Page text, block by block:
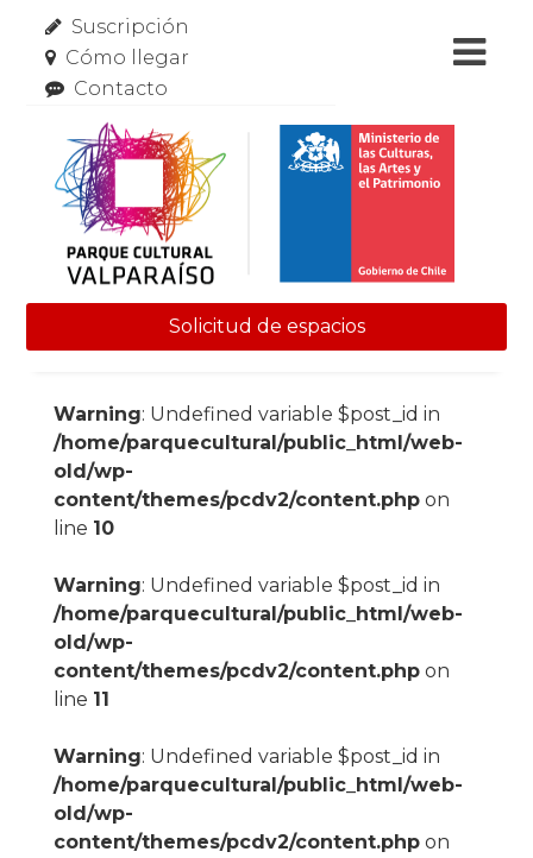
Suscripción
Cómo llegar
Contacto
Solicitud de espacios
Warning: Undefined variable $post_id in
/home/parquecultural/public_html/web-
old/wp-
content/themes/pcdv2/content.phpon
line 10
Warning: Undefined variable $post_id in
/home/parquecultural/public_html/web-
old/wp-
content/themes/pcdv2/content.phpon
line 11
Warning: Undefined variable $post_id in
/home/parquecultural/public_html/web-
old/wp-
content/themes/pcdv2/content.phpon